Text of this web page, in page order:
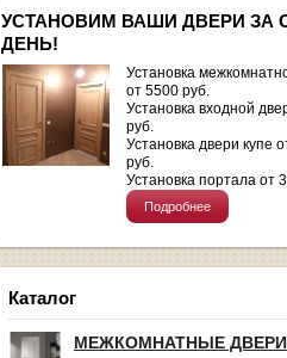
УСТАНОВИМ ВАШИ ДВЕРИ ЗА
ДЕНЬ!
Установка
от 5500 руб.
Установка входной
руб.
Установка двери купе
руб.
Установка портала от
Подробнее
Каталог
МЕЖКОМНАТНЫЕ ДВЕРИ